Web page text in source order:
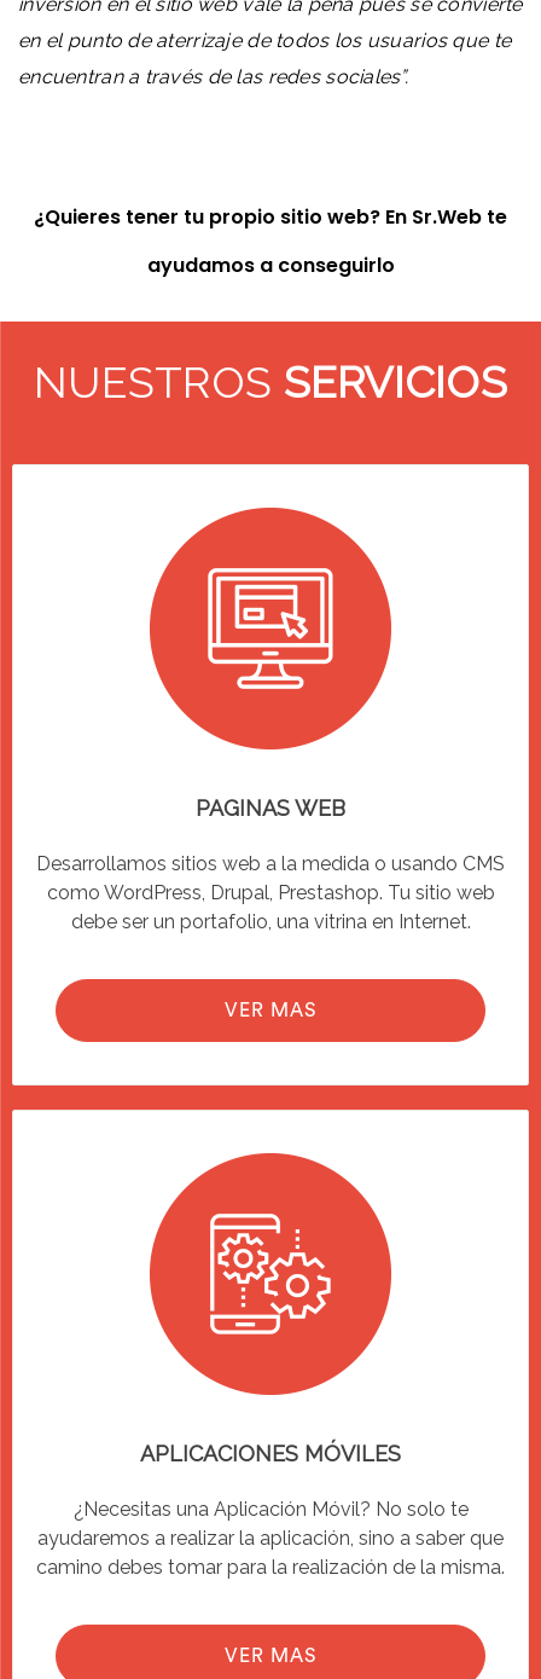
en el punto de aterrizaje de todos los usuarios que te
encuentran a través de las redes sociales”.
¿Quieres tener tu propio sitio web? En Sr.Web te
ayudamos a conseguirlo
NUESTROS SERVICIOS
PAGINAS WEB
Desarrollamos sitios web a la medida o usando CMS
como WordPress, Drupal, Prestashop. Tu sitio web
debe ser un portafolio, una vitrina en Internet.
VER MAS
APLICACIONES MÓVILES
¿Necesitas una Aplicación Móvil? No solo te
ayudaremos a realizar la aplicación, sino a saber que
camino debes tomar para la realización de la misma.
VER MAS